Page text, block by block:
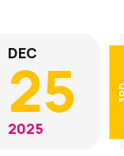
DEC
25
2025